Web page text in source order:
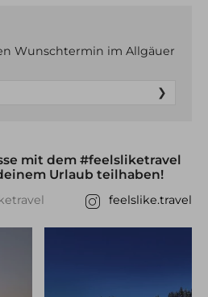
Wunschtermin im Allgäuer
mit dem #feelsliketravel
Urlaub teilhaben!
feelslike.travel